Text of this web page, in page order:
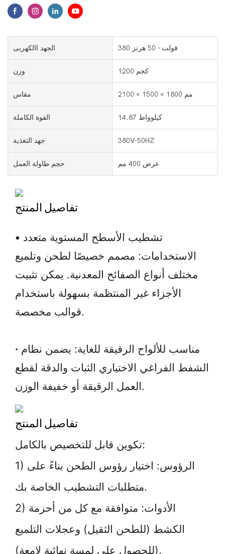
الجهد االكهربى 380 فولت - 50 هرتز
وزن 1200 كجم
مقاس 2100 × 1500 × 1800 مم
القوة الكاملة 14.87 كيلوواط
جهد التغذية 380V-50HZ
حجم طاولة العمل عرض 400 مم
تفاصيل المنتج
•
الاستخدامات: مصمم خصيصًا لطحن وتلميع
مختلف أنواع الصفائح المعدنية. يمكن تثبيت
الأجزاء غير المنتظمة بسهولة باستخدام
قوالب مخصصة.
·
الشفط الفراغي الاختياري الثبات والدقة لقطع
العمل الرقيقة أو خفيفة الوزن.
تفاصيل المنتج
تكوين قابل للتخصيص بالكامل:
1) الرؤوس: اختيار رؤوس الطحن بناءً على
متطلبات التشطيب الخاصة بك.
2) الأدوات: متوافقة مع كل من أحزمة
الكشط (للطحن الثقيل) وعجلات التلميع
(للحصول على لمسة نهائية لامعة).